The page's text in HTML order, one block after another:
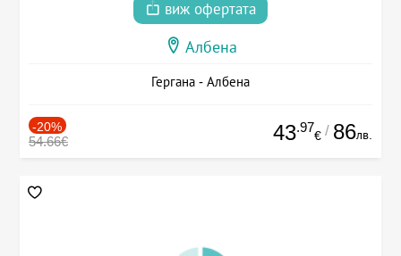
виж офертата
Албена
Гергана - Албена
-20%
54.66€ 43.97
€ / 86лв.